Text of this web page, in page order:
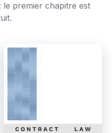
premier chapitre est